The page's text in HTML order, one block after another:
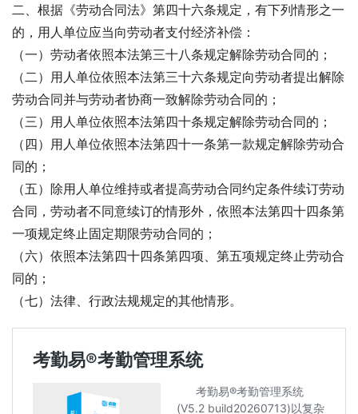
二、根据《劳动合同法》第四十六条规定，有下列情形之一
的，用人单位应当向劳动者支付经济补偿：
（一）劳动者依照本法第三十八条规定解除劳动合同的；
（二）用人单位依照本法第三十六条规定向劳动者提出解除
劳动合同并与劳动者协商一致解除劳动合同的；
（三）用人单位依照本法第四十条规定解除劳动合同的；
（四）用人单位依照本法第四十一条第一款规定解除劳动合
同的；
（五）除用人单位维持或者提高劳动合同约定条件续订劳动
合同，劳动者不同意续订的情形外，依照本法第四十四条第
一项规定终止固定期限劳动合同的；
（六）依照本法第四十四条第四项、第五项规定终止劳动合
同的；
（七）法律、行政法规规定的其他情形。